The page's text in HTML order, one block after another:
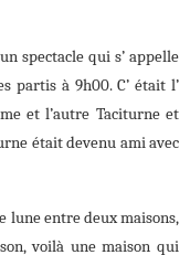
spectacle qui s’ appelle
partis à 9h00. C’ était l’
et l’autre Taciturne et
était devenu ami avec
lune entre deux maisons,
voilà une maison qui